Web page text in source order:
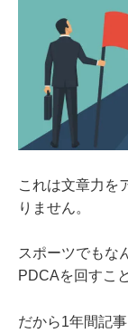
これは文章力を
りません。
スポーツでもな
PDCAを回すこ
だから1年間記